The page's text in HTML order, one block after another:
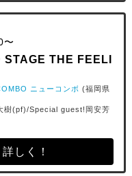
〜
STAGE THE FEELI
ニューコンボ (福岡県
(pf)/Special guest!岡安芳
しく！